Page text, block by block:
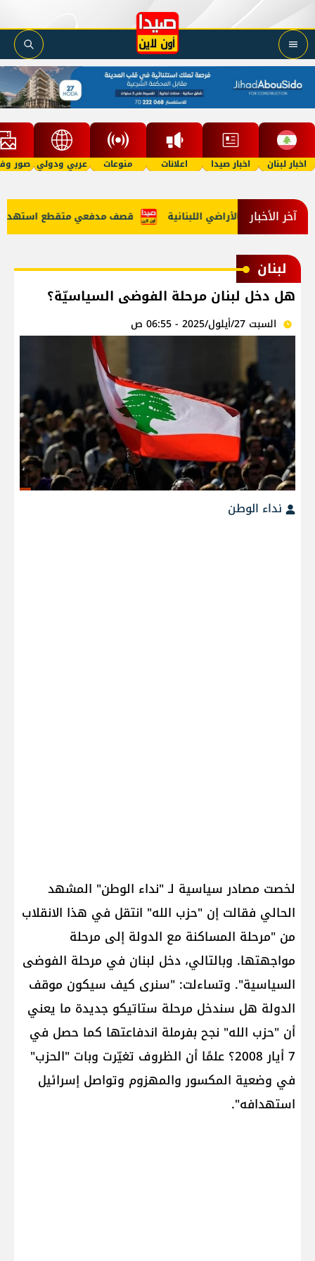
اخبار لبنان اخبار صيدا اعلانات منوعات عربي ودولي صور
آخر الأخبار قصف مدفعي متقطع استهدف إلى الأراضي اللبنانية
لبنان
هل دخل لبنان مرحلة الفوضى السياسيّة؟
السبت 27/أيلول/2025 - 06:55 ص
نداء الوطن
لخصت مصادر سياسية لـ "نداء الوطن" المشهد
الحالي فقالت إن "حزب الله" انتقل في هذا الانقلاب
من "مرحلة المساكنة مع الدولة إلى مرحلة
مواجهتها. وبالتالي، دخل لبنان في مرحلة الفوضى
السياسية". وتساءلت: "سنرى كيف سيكون موقف
الدولة هل سندخل مرحلة ستاتيكو جديدة ما يعني
أن "حزب الله" نجح بفرملة اندفاعتها كما حصل في
7 أيار 2008؟ علمًا أن الظروف تغيّرت وبات "الحزب"
في وضعية المكسور والمهزوم وتواصل إسرائيل
استهدافه".